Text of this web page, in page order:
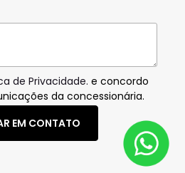
de Privacidade. e concordo
da concessionária.
EM CONTATO